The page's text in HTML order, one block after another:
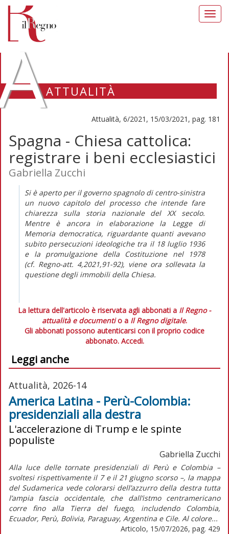
ATTUALITÀ
Attualità, 6/2021, 15/03/2021, pag. 181
Spagna - Chiesa cattolica:
registrare i beni ecclesiastici
Gabriella Zucchi
Si è aperto per il governo spagnolo di centro-sinistra
un nuovo capitolo del processo che intende fare
chiarezza sulla storia nazionale del XX secolo.
Mentre è ancora in elaborazione la Legge di
Memoria democratica, riguardante quanti avevano
subito persecuzioni ideologiche tra il 18 luglio 1936
e la promulgazione della Costituzione nel 1978
(cf. Regno-att. 4,2021,91-92), viene ora sollevata la
questione degli immobili della Chiesa.
La lettura dell'articolo è riservata agli abbonati a Il Regno -
attualità e documentio a Il Regno digitale.
Gli abbonati possono autenticarsi con il proprio codice
abbonato. Accedi.
Leggi anche
Attualità, 2026-14
America Latina - Perù-Colombia:
presidenziali alla destra
L'accelerazione di Trump e le spinte
populiste
Gabriella Zucchi
Alla luce delle tornate presidenziali di Perù e Colombia –
svoltesi rispettivamente il 7 e il 21 giugno scorso –, la mappa
del Sudamerica vede colorarsi dell’azzurro della destra tutta
l’ampia fascia occidentale, che dall’istmo centramericano
corre fino alla Tierra del fuego, includendo Colombia,
Ecuador, Perù, Bolivia, Paraguay, Argentina e Cile. Al colore...
Articolo, 15/07/2026, pag. 429